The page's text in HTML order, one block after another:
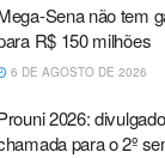
Sena não tem
R$ 150 milhões
6 DE AGOSTO DE 2026
2026:
para o 2º